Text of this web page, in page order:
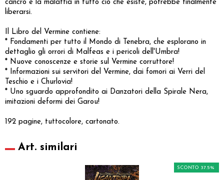
cancro e la malattia in tutto ciò che esiste, potrebbe finalmente
liberarsi.
Il Libro del Vermine contiene:
* Fondamenti per tutto il Mondo di Tenebra, che esplorano in
dettaglio gli orrori di Malfeas e i pericoli dell'Umbra!
* Nuove conoscenze e storie sul Vermine corruttore!
* Informazioni sui servitori del Vermine, dai fomori ai Verri del
Teschio e i Churlovia!
* Uno sguardo approfondito ai Danzatori della Spirale Nera,
imitazioni deformi dei Garou!
192 pagine, tuttocolore, cartonato.
Art. similari
SCONTO 37.5%